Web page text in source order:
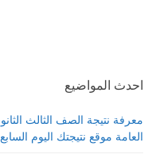
احدث المواضيع
العامة موقع نتيجتك اليوم السابع